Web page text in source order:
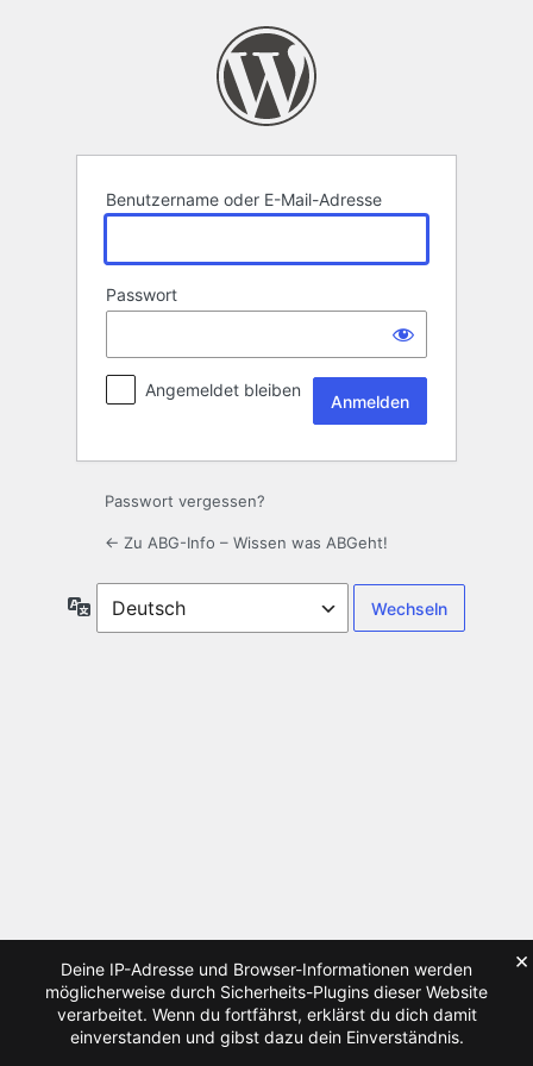
Benutzername oder E-Mail-Adresse
Passwort
Angemeldet bleiben
Passwort vergessen?
← Zu ABG-Info – Wissen was ABGeht!
Sprache
Deine IP-Adresse und Browser-Informationen werden
möglicherweise durch Sicherheits-Plugins dieser Website
verarbeitet. Wenn du fortfährst, erklärst du dich damit
einverstanden und gibst dazu dein Einverständnis.
×